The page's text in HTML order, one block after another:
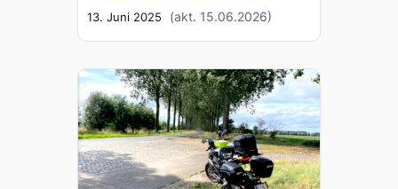
13. Juni 2025 (akt. 15.06.2026)